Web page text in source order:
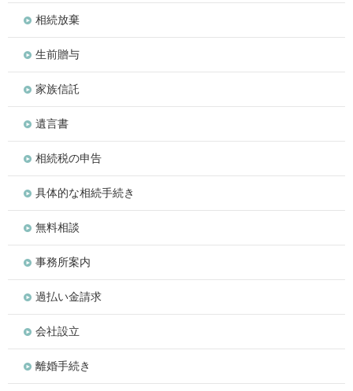
相続放棄
生前贈与
家族信託
遺言書
相続税の申告
具体的な相続手続き
無料相談
事務所案内
過払い金請求
会社設立
離婚手続き